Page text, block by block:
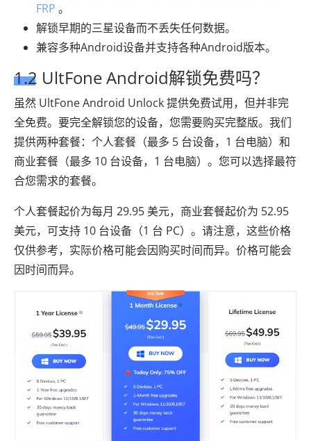
FRP 。
解锁早期的三星设备而不丢失任何数据。
兼容多种Android设备并支持各种Android版本。
1.2 UltFone Android解锁免费吗？
虽然 UltFone Android Unlock 提供免费试用，但并非完
全免费。要完全解锁您的设备，您需要购买完整版。我们
提供两种套餐：个人套餐（最多 5 台设备，1 台电脑）和
商业套餐（最多 10 台设备，1 台电脑）。您可以选择最符
合您需求的套餐。
个人套餐起价为每月 29.95 美元，商业套餐起价为 52.95
美元，可支持 10 台设备（1 台 PC）。请注意，这些价格
仅供参考，实际价格可能会因购买时间而异。价格可能会
因时间而异。